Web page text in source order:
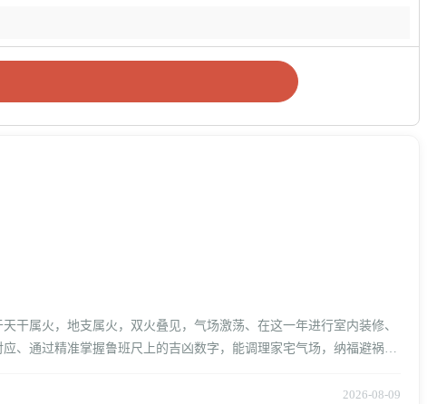
干属火，地支属火，双火叠见，气场激荡、在这一年进行室内装修、
、通过精准掌握鲁班尺上的吉凶数字，能调理家宅气场，纳福避祸。
2026-08-09